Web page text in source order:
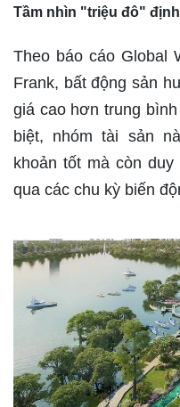
Tầm nhìn "triệu đô"
Theo báo cáo Global
Frank, bất động sản
giá cao hơn trung
biệt, nhóm tài sản
khoản tốt mà còn
qua các chu kỳ biến